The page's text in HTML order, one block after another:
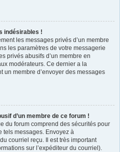
indésirables !
les messages privés d’un membre
les paramètres de votre messagerie
privés abusifs d’un membre en
modérateurs. Ce dernier a la
un membre d’envoyer des messages
d’un membre de ce forum !
du forum comprend des sécurités pour
tels messages. Envoyez à
courriel reçu. Il est très important
sur l’expéditeur du courriel).